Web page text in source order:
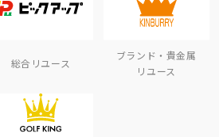
総合リユース
ブランド・貴金属
リユース